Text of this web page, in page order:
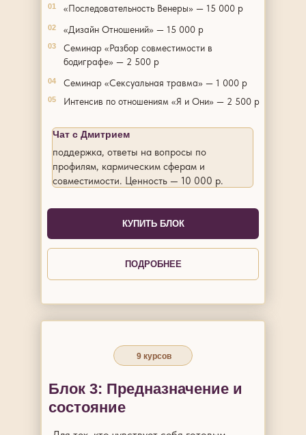
КУПИТЬ БЛОК
ПОДРОБНЕЕ
01 «Последовательность Венеры» — 15 000 р
02 «Дизайн Отношений» — 15 000 р
03
Семинар «Разбор совместимости в
бодиграфе» — 2 500 р
04 Семинар «Сексуальная травма» — 1 000 р
05 Интенсив по отношениям «Я и Они» — 2 500 р
Чат с Дмитрием
поддержка, ответы на вопросы по
профилям, кармическим сферам и
совместимости. Ценность — 10 000 р.
9 курсов
Блок 3: Предназначение и
состояние